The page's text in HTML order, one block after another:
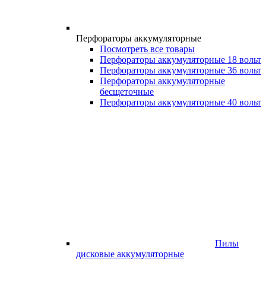
Перфораторы аккумуляторные
Посмотреть все товары
Перфораторы аккумуляторные 18 вольт
Перфораторы аккумуляторные 36 вольт
Перфораторы аккумуляторные
бесщеточные
Перфораторы аккумуляторные 40 вольт
Пилы
дисковые аккумуляторные